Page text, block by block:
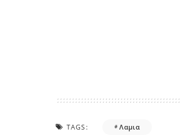
TAGS: Λαμια